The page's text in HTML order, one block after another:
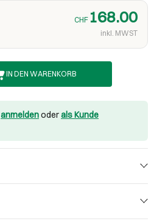
CHF 168.00
inkl. MWST
IN DEN WARENKORB
anmeldenoderals Kunde